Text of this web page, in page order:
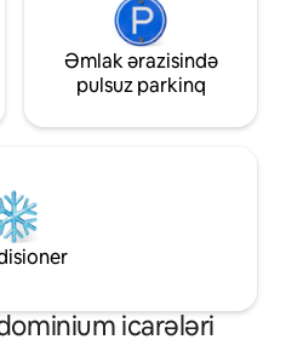
Əmlak ərazisində
pulsuz parkinq
icarələri